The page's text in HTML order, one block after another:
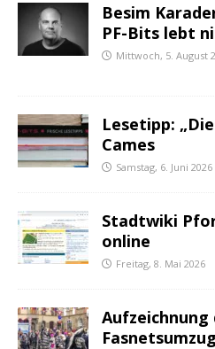
Besim
PF-Bits lebt
Mittwoch, 5. August
Lesetipp:
Cames
Samstag, 6. Juni 2026
Stadtwiki
online
Freitag, 8. Mai 2026
Aufzeichnung